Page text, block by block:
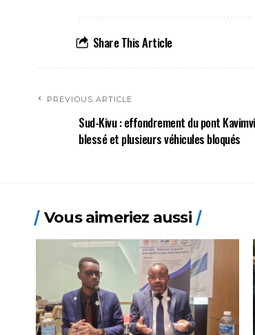
Share This Article
PREVIOUS ARTICLE
Sud-Kivu : effondrement du pont
blessé et plusieurs véhicules bloqués
Vous aimeriez aussi